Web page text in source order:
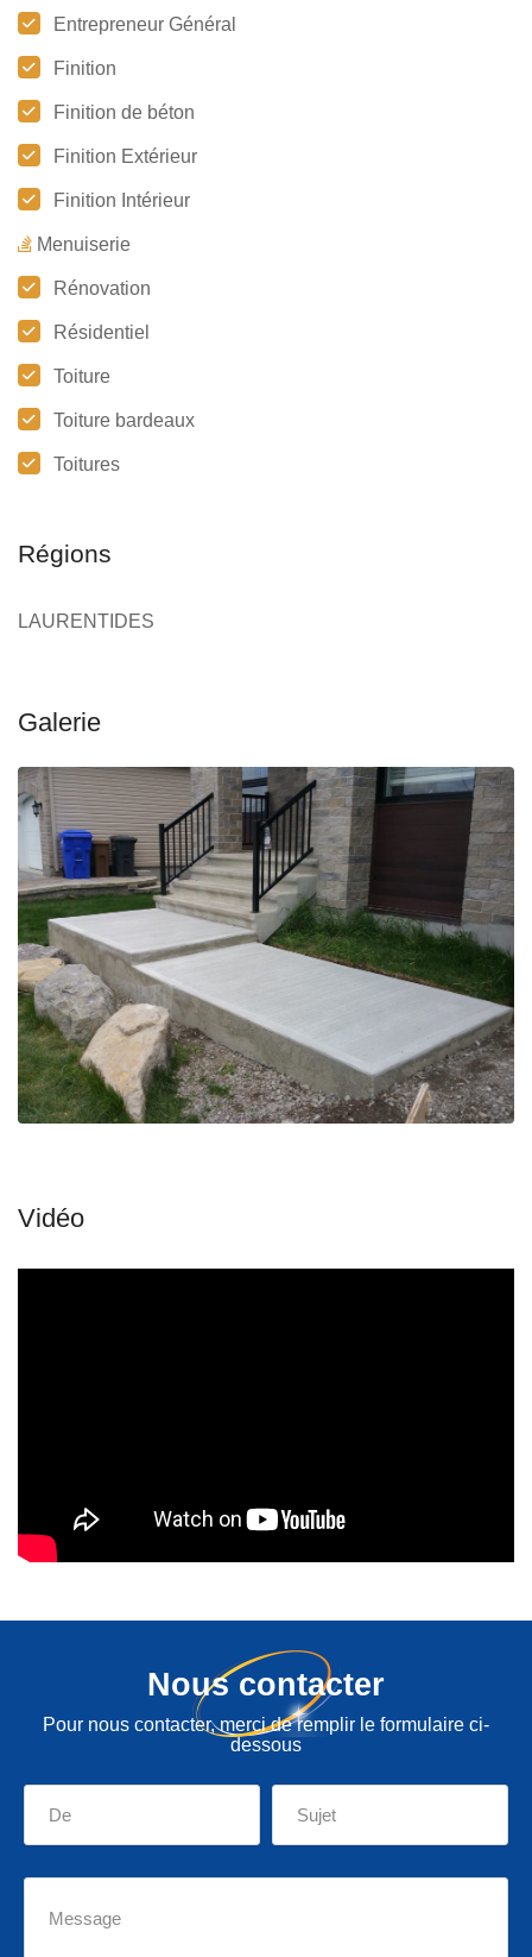
Entrepreneur Général
Finition
Finition de béton
Finition Extérieur
Finition Intérieur
Menuiserie
Rénovation
Résidentiel
Toiture
Toiture bardeaux
Toitures
Régions
LAURENTIDES
Nous contacter
Pour nous contacter, merci de remplir le formulaire ci-
dessous